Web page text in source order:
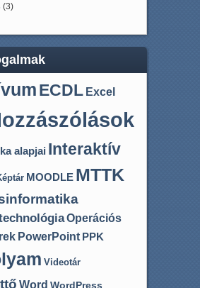
(3)
ECDL Excel
alapjai Interaktív
MOODLE MTTK
Operációs
PowerPoint PPK
Videotár
Word WordPress